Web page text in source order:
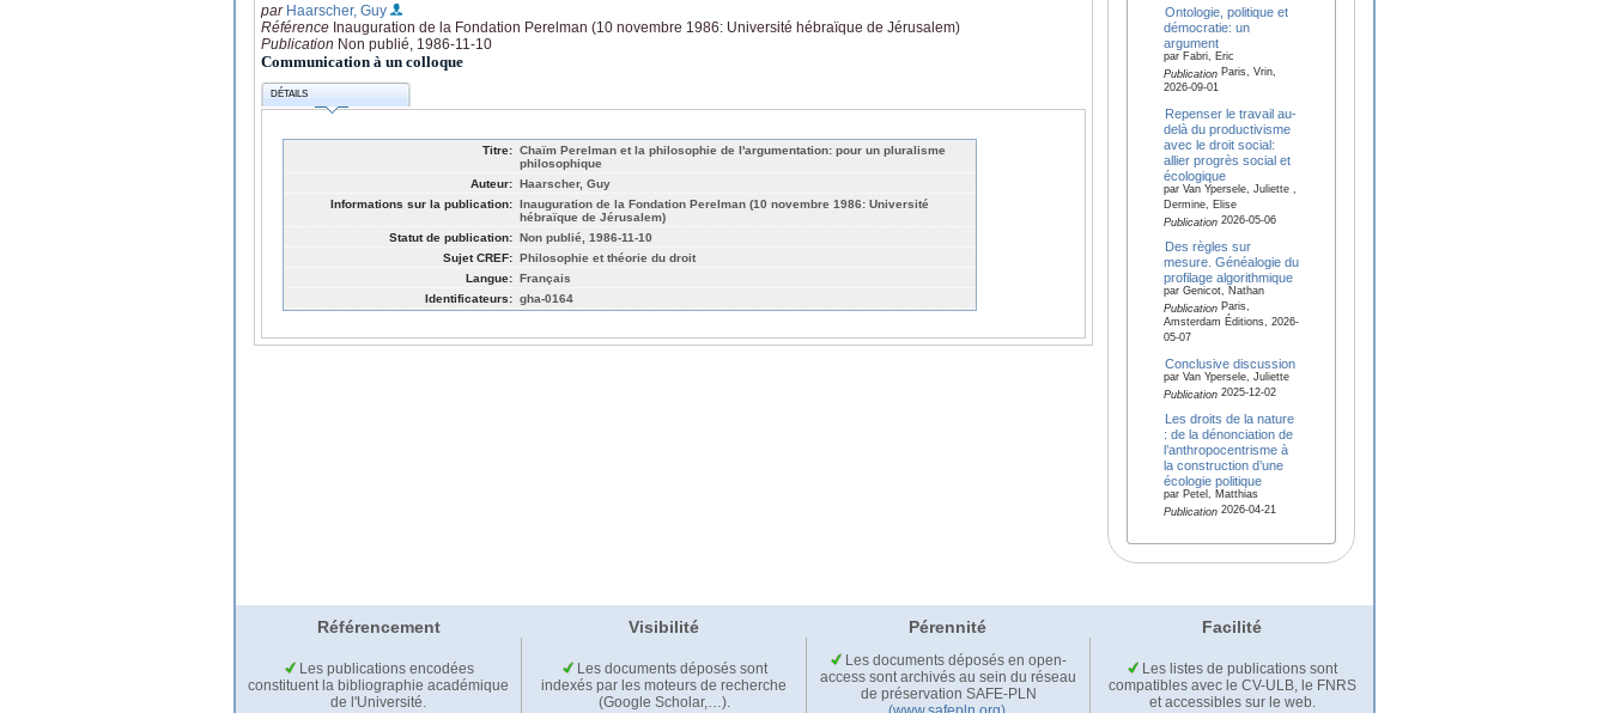
par Haarscher, Guy
Référence Inauguration de la Fondation Perelman (10 novembre 1986: Université hébraïque de Jérusalem)
Publication Non publié, 1986-11-10
Communication à un colloque
DÉTAILS
Titre: Chaïm Perelman et la philosophie de l'argumentation: pour un pluralisme
philosophique
Auteur: Haarscher, Guy
Informations sur la publication: Inauguration de la Fondation Perelman (10 novembre 1986: Université
hébraïque de Jérusalem)
Statut de publication: Non publié, 1986-11-10
Sujet CREF: Philosophie et théorie du droit
Langue: Français
Identificateurs: gha-0164
Ontologie, politique et
démocratie: un
argument
par Fabri, Eric
PublicationParis, Vrin,
2026-09-01
Repenser le travail au-
delà du productivisme
avec le droit social:
allier progrès social et
écologique
par Van Ypersele, Juliette ,
Dermine, Elise
Publication2026-05-06
Des règles sur
mesure. Généalogie du
profilage algorithmique
par Genicot, Nathan
PublicationParis,
Amsterdam Éditions, 2026-
05-07
Conclusive discussion
par Van Ypersele, Juliette
Publication2025-12-02
Les droits de la nature
: de la dénonciation de
l’anthropocentrisme à
la construction d’une
écologie politique
par Petel, Matthias
Publication2026-04-21
Référencement Visibilité Pérennité Facilité
Les publications encodées
constituent la bibliographie académique
de l'Université.
Les documents déposés sont
indexés par les moteurs de recherche
(Google Scholar,…).
Les documents déposés en open-
access sont archivés au sein du réseau
de préservation SAFE-PLN
Les listes de publications sont
compatibles avec le CV-ULB, le FNRS
et accessibles sur le web.